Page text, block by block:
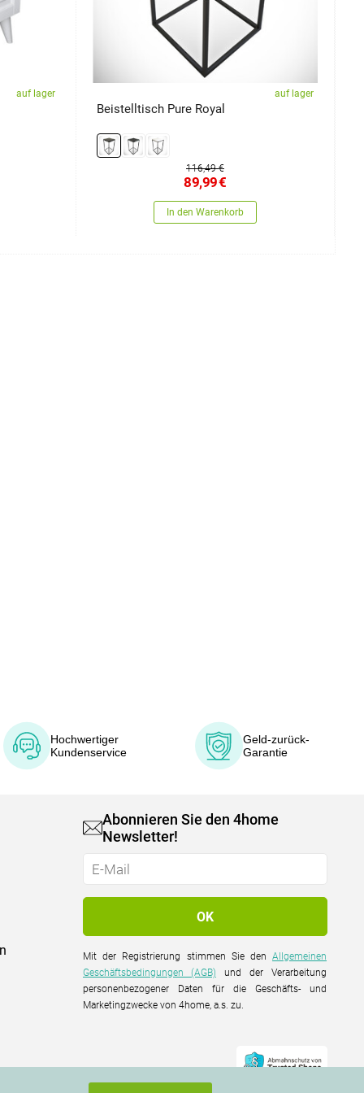
auf lager auf lager
Beistelltisch Pure Royal
116,49 €
89,99€
In den Warenkorb
Hochwertiger
Kundenservice
Geld-zurück-
Garantie
Abonnieren Sie den 4home
Newsletter!
Mit der Registrierung stimmen Sie denAllgemeinen
Geschäftsbedingungen (AGB) und der Verarbeitung
personenbezogener Daten für die Geschäfts- und
Marketingzwecke von 4home, a.s. zu.